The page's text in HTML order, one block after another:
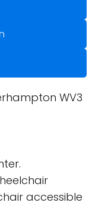
WV3
accessible